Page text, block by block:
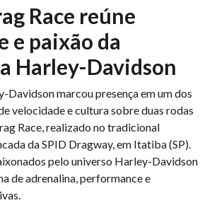
Race reúne
e paixão da
Harley-Davidson
Davidson marcou presença em um dos
velocidade e cultura sobre duas rodas
Race, realizado no tradicional
da SPID Dragway, em Itatiba (SP).
pelo universo Harley-Davidson
de adrenalina, performance e